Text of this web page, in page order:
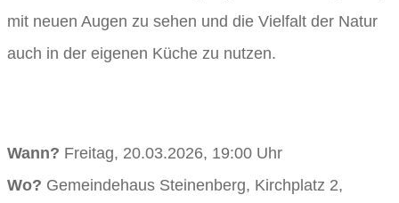
mit neuen Augen zu sehen und die Vielfalt der Natur
auch in der eigenen Küche zu nutzen.
Wann? Freitag, 20.03.2026, 19:00 Uhr
Wo? Gemeindehaus Steinenberg, Kirchplatz 2,